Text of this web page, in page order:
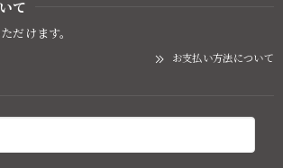
て
だけます。
お支払い方法について